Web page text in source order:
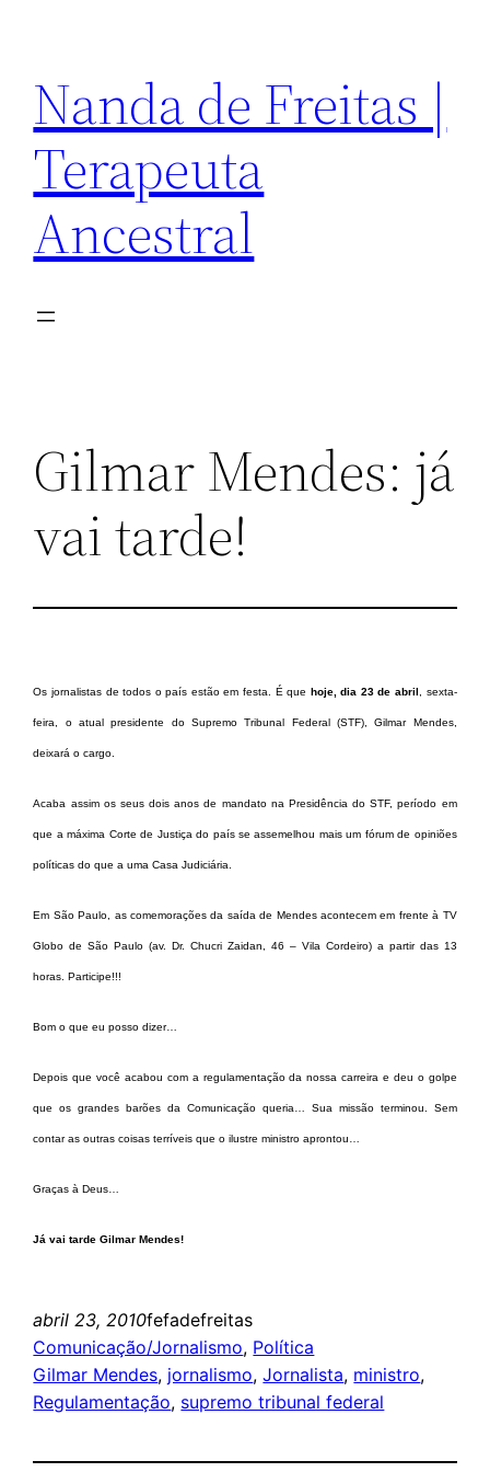
conteúdo
Nanda de Freitas |
Terapeuta
Ancestral
Gilmar Mendes: já
vai tarde!
Os jornalistas de todos o país estão em festa. É que hoje, dia 23 de abril , sexta-
feira, o atual presidente do Supremo Tribunal Federal (STF), Gilmar Mendes,
deixará o cargo.
Acaba assim os seus dois anos de mandato na Presidência do STF, período em
que a máxima Corte de Justiça do país se assemelhou mais um fórum de opiniões
políticas do que a uma Casa Judiciária.
Em São Paulo, as comemorações da saída de Mendes acontecem em frente à TV
Globo de São Paulo (av. Dr. Chucri Zaidan, 46 – Vila Cordeiro) a partir das 13
horas. Participe!!!
Bom o que eu posso dizer…
Depois que você acabou com a regulamentação da nossa carreira e deu o golpe
que os grandes barões da Comunicação queria… Sua missão terminou. Sem
contar as outras coisas terríveis que o ilustre ministro aprontou…
Graças à Deus…
Já vai tarde Gilmar Mendes!
abril 23, 2010fefadefreitas
Comunicação/Jornalismo, Política
Gilmar Mendes, jornalismo, Jornalista, ministro
Regulamentação, supremo tribunal federal